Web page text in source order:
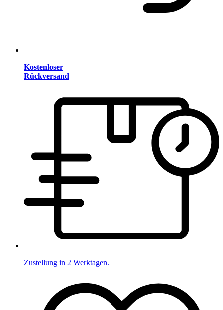
Kostenloser
Rückversand
Zustellung in 2 Werktagen.